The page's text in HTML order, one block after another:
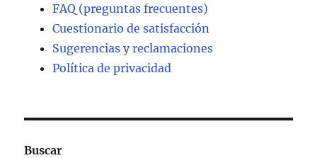
FAQ (preguntas frecuentes)
Cuestionario de satisfacción
Sugerencias y reclamaciones
Política de privacidad
Buscar